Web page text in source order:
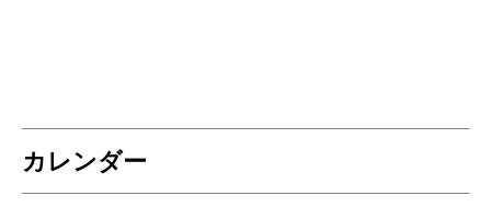
カレンダー